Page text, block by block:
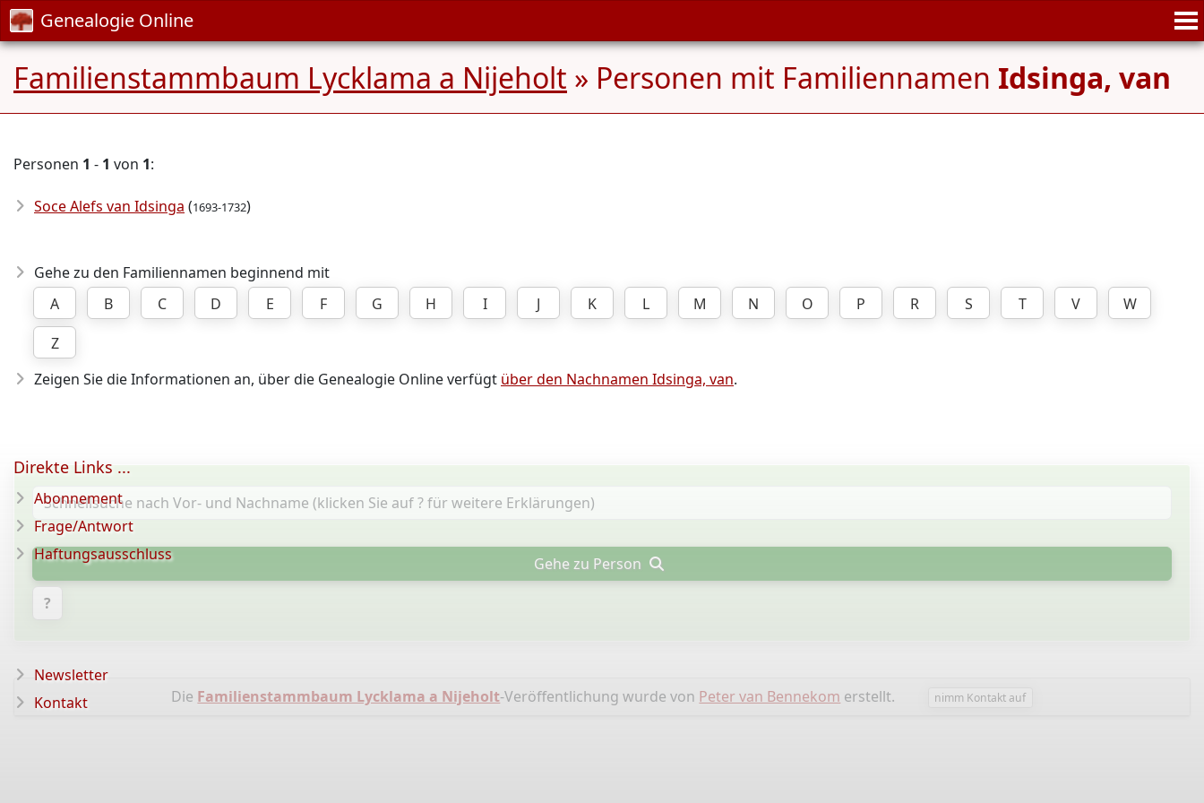
Genealogie Online
Familienstammbaum Lycklama a Nijeholt » Personen mit Familiennamen Idsinga, van
Personen 1 - 1 von 1:
Soce Alefs van Idsinga (1693-1732)
Gehe zu den Familiennamen beginnend mit
A
B C D E F G H I J K L M N O P R S T V
W
Z
Zeigen Sie die Informationen an, über die Genealogie Online verfügt über den Nachnamen Idsinga, van.
Gehe zu Person
?
Die Familienstammbaum Lycklama a Nijeholt-Veröffentlichung wurde von Peter van Bennekom erstellt. nimm Kontakt auf
Direkte Links ...
Abonnement
Frage/Antwort
Haftungsausschluss
Newsletter
Kontakt